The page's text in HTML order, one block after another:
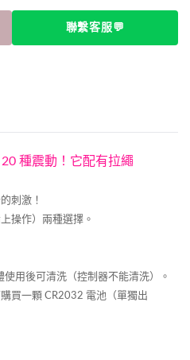
聯繫客服💬
種震動！它配有拉繩
刺激！
操作）兩種選擇。
用後可清洗（控制器不能清洗）。
買一顆 CR2032 電池（單獨出